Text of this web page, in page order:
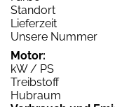
Standort
Lieferzeit
Unsere Nummer
Motor:
kW / PS
Treibstoff
Hubraum